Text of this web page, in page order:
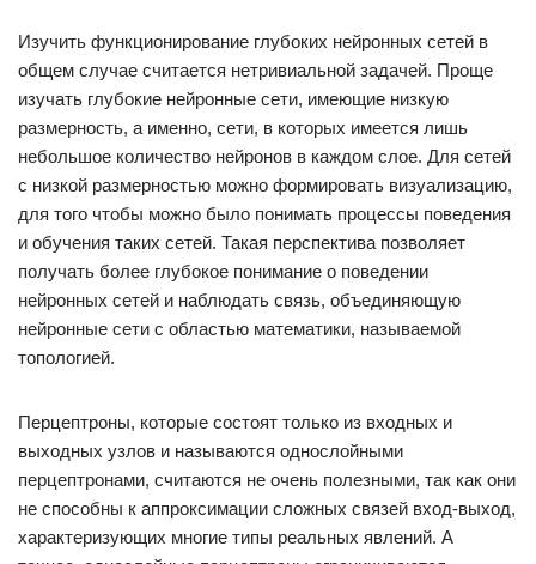
Изучить функционирование глубоких нейронных сетей в
общем случае считается нетривиальной задачей. Проще
изучать глубокие нейронные сети, имеющие низкую
размерность, а именно, сети, в которых имеется лишь
небольшое количество нейронов в каждом слое. Для сетей
с низкой размерностью можно формировать визуализацию,
для того чтобы можно было понимать процессы поведения
и обучения таких сетей. Такая перспектива позволяет
получать более глубокое понимание о поведении
нейронных сетей и наблюдать связь, объединяющую
нейронные сети с областью математики, называемой
топологией.
Перцептроны, которые состоят только из входных и
выходных узлов и называются однослойными
перцептронами, считаются не очень полезными, так как они
не способны к аппроксимации сложных связей вход-выход,
характеризующих многие типы реальных явлений. А